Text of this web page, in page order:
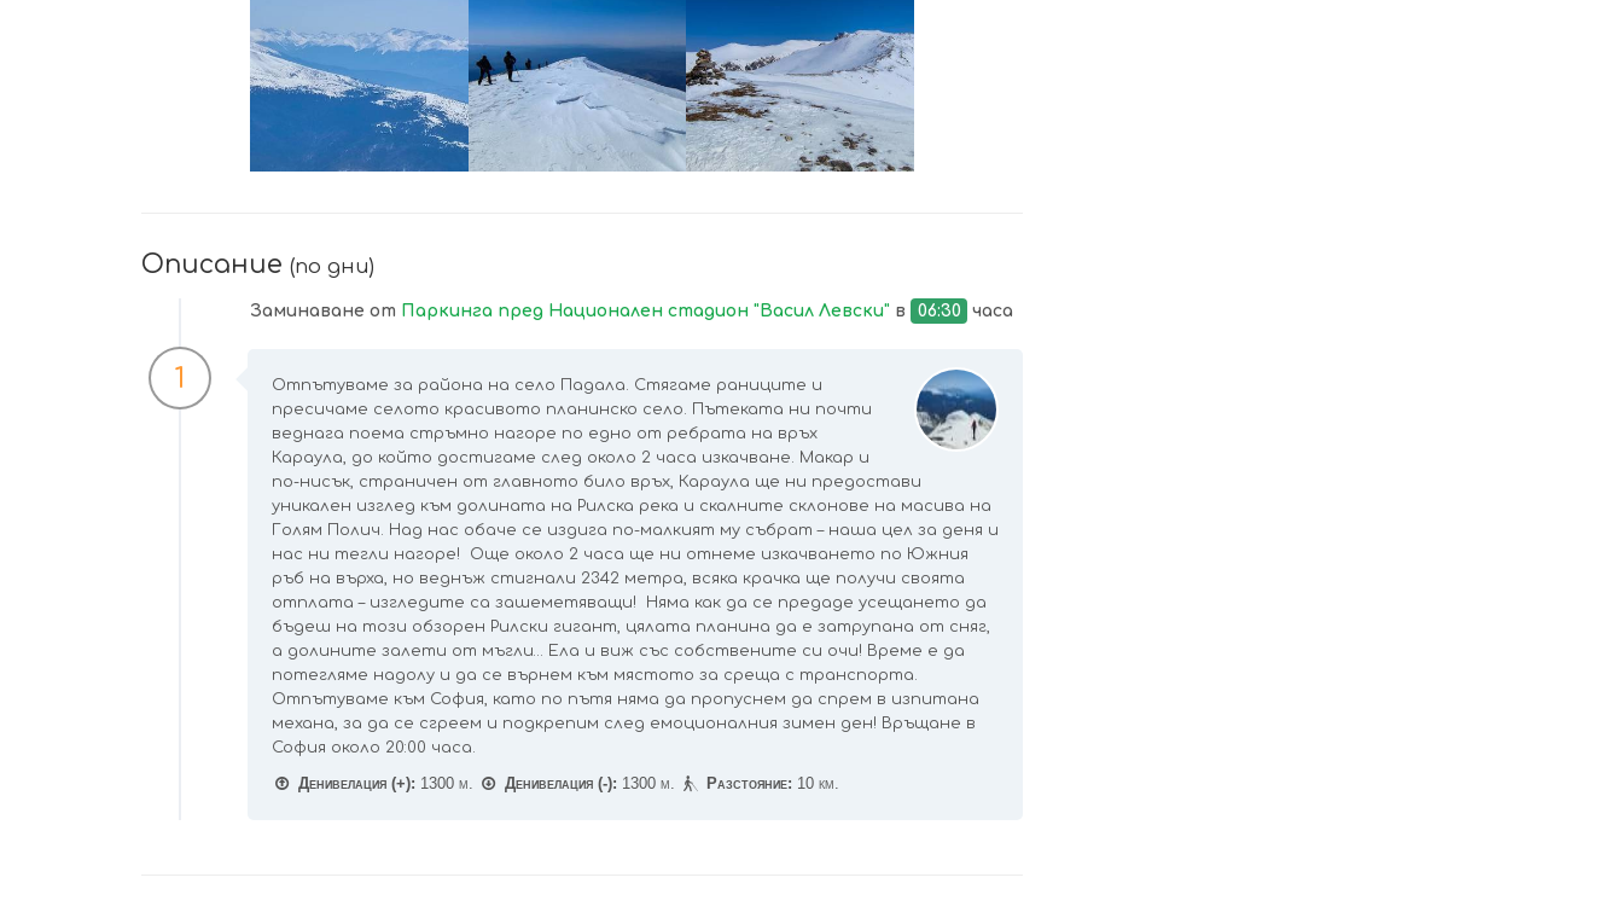
УВЕЛИЧИ УВЕЛИЧИ УВЕЛИЧИ
Описание (по дни)
Заминаване от Паркинга пред Национален стадион "Васил Левски" в 06:30 часа
1
Отпътуваме за района на село Падала. Стягаме раниците и
пресичаме селото красивото планинско село. Пътеката ни почти
веднага поема стръмно нагоре по едно от ребрата на връх
Караула, до който достигаме след около 2 часа изкачване. Макар и
по-нисък, страничен от главното било връх, Караула ще ни предостави
уникален изглед към долината на Рилска река и скалните склонове на масива на
Голям Полич. Над нас обаче се издига по-малкият му събрат – наша цел за деня и
нас ни тегли нагоре! Още около 2 часа ще ни отнеме изкачването по Южния
ръб на върха, но веднъж стигнали 2342 метра, всяка крачка ще получи своята
отплата – изгледите са зашеметяващи! Няма как да се предаде усещането да
бъдеш на този обзорен Рилски гигант, цялата планина да е затрупана от сняг,
а долините залети от мъгли… Ела и виж със собствените си очи! Време е да
потегляме надолу и да се върнем към мястото за среща с транспорта.
Отпътуваме към София, като по пътя няма да пропуснем да спрем в изпитана
механа, за да се сгреем и подкрепим след емоционалния зимен ден! Връщане в
София около 20:00 часа.
Денивелация (+): 1300 м. Денивелация (-): 1300 м. Разстояние: 10 км.